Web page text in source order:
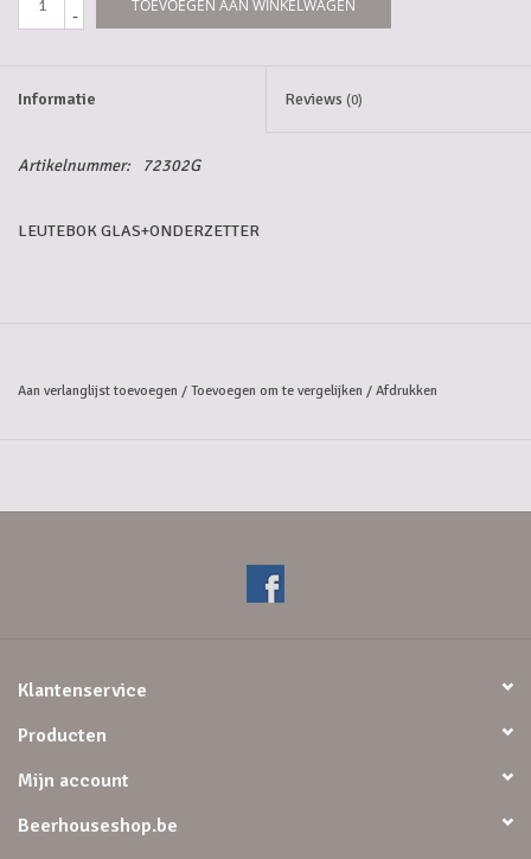
-
TOEVOEGEN AAN WINKELWAGEN
Informatie Reviews (0)
Artikelnummer: 72302G
LEUTEBOK GLAS+ONDERZETTER
Aan verlanglijst toevoegen / Toevoegen om te vergelijken / Afdrukken
Klantenservice
Producten
Mijn account
Beerhouseshop.be